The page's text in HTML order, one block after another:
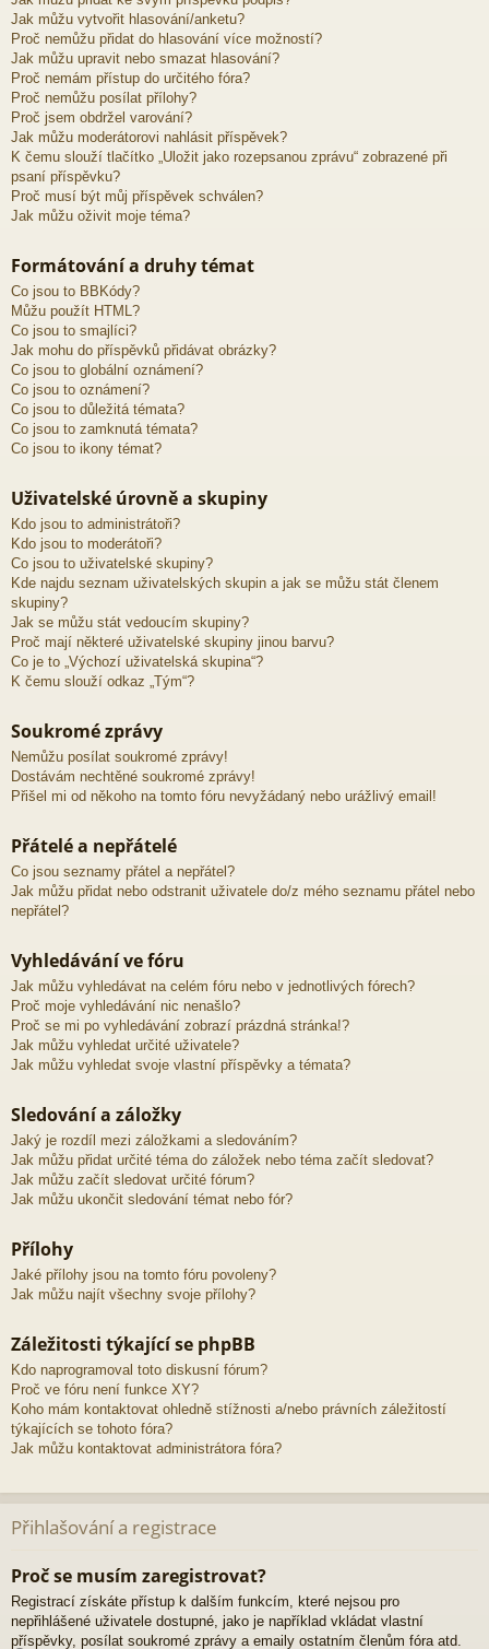
Jak můžu vytvořit hlasování/anketu?
Proč nemůžu přidat do hlasování více možností?
Jak můžu upravit nebo smazat hlasování?
Proč nemám přístup do určitého fóra?
Proč nemůžu posílat přílohy?
Proč jsem obdržel varování?
Jak můžu moderátorovi nahlásit příspěvek?
K čemu slouží tlačítko „Uložit jako rozepsanou zprávu“ zobrazené při
psaní příspěvku?
Proč musí být můj příspěvek schválen?
Jak můžu oživit moje téma?
Formátování a druhy témat
Co jsou to BBKódy?
Můžu použít HTML?
Co jsou to smajlíci?
Jak mohu do příspěvků přidávat obrázky?
Co jsou to globální oznámení?
Co jsou to oznámení?
Co jsou to důležitá témata?
Co jsou to zamknutá témata?
Co jsou to ikony témat?
Uživatelské úrovně a skupiny
Kdo jsou to administrátoři?
Kdo jsou to moderátoři?
Co jsou to uživatelské skupiny?
Kde najdu seznam uživatelských skupin a jak se můžu stát členem
skupiny?
Jak se můžu stát vedoucím skupiny?
Proč mají některé uživatelské skupiny jinou barvu?
Co je to „Výchozí uživatelská skupina“?
K čemu slouží odkaz „Tým“?
Soukromé zprávy
Nemůžu posílat soukromé zprávy!
Dostávám nechtěné soukromé zprávy!
Přišel mi od někoho na tomto fóru nevyžádaný nebo urážlivý email!
Přátelé a nepřátelé
Co jsou seznamy přátel a nepřátel?
Jak můžu přidat nebo odstranit uživatele do/z mého seznamu přátel nebo
nepřátel?
Vyhledávání ve fóru
Jak můžu vyhledávat na celém fóru nebo v jednotlivých fórech?
Proč moje vyhledávání nic nenašlo?
Proč se mi po vyhledávání zobrazí prázdná stránka!?
Jak můžu vyhledat určité uživatele?
Jak můžu vyhledat svoje vlastní příspěvky a témata?
Sledování a záložky
Jaký je rozdíl mezi záložkami a sledováním?
Jak můžu přidat určité téma do záložek nebo téma začít sledovat?
Jak můžu začít sledovat určité fórum?
Jak můžu ukončit sledování témat nebo fór?
Přílohy
Jaké přílohy jsou na tomto fóru povoleny?
Jak můžu najít všechny svoje přílohy?
Záležitosti týkající se phpBB
Kdo naprogramoval toto diskusní fórum?
Proč ve fóru není funkce XY?
Koho mám kontaktovat ohledně stížnosti a/nebo právních záležitostí
týkajících se tohoto fóra?
Jak můžu kontaktovat administrátora fóra?
Přihlašování a registrace
Proč se musím zaregistrovat?
Registrací získáte přístup k dalším funkcím, které nejsou pro
nepřihlášené uživatele dostupné, jako je například vkládat vlastní
příspěvky, posílat soukromé zprávy a emaily ostatním členům fóra atd.